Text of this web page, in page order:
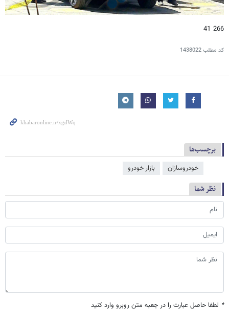
266 41
کد مطلب1438022
برچسب‌ها
خودروسازان بازار خودرو
نظر شما
* لطفا حاصل عبارت را در جعبه متن روبرو وارد کنید